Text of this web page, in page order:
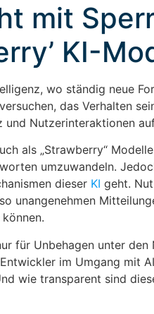
mit
KI-
wo ständig neue
das Verhalten
Nutzerinteraktionen
als „Strawberry“
umzuwandeln.
dieser KI geht.
unangenehmen
für Unbehagen unter
im Umgang mit
wie transparent sind